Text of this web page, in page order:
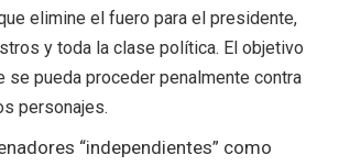
elimine el fuero para el presidente,
y toda la clase política. El objetivo
se pueda proceder penalmente contra
personajes.
“independientes” como